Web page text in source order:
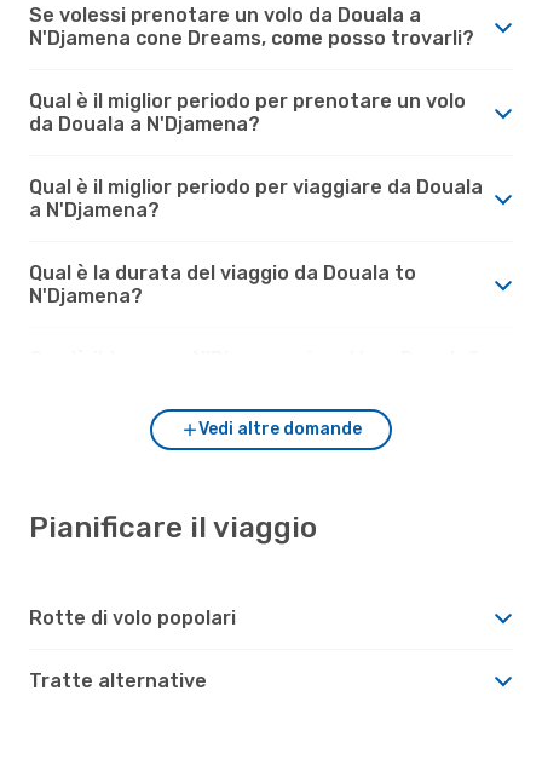
Se volessi prenotare un volo da Douala a
N'Djamena cone Dreams, come posso trovarli?
Qual è il miglior periodo per prenotare un volo
da Douala a N'Djamena?
Qual è il miglior periodo per viaggiare da Douala
a N'Djamena?
Qual è la durata del viaggio da Douala to
N'Djamena?
Vedi altre domande
Pianificare il viaggio
Rotte di volo popolari
Tratte alternative